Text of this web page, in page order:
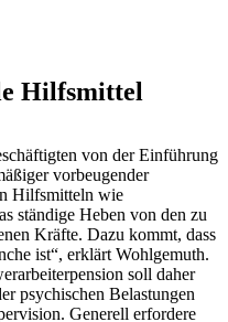
Hilfsmittel
von der Einführung
vorbeugender
Hilfsmitteln wie
ständige Heben von den zu
Kräfte. Dazu kommt, dass
ist“, erklärt Wohlgemuth.
soll daher
psychischen Belastungen
Generell erfordere